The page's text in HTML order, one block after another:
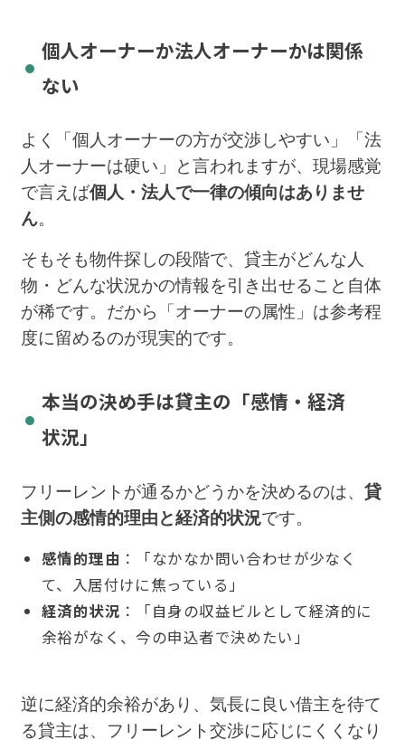
個人オーナーか法人オーナーかは関係
ない
よく「個人オーナーの方が交渉しやすい」「法
人オーナーは硬い」と言われますが、現場感覚
で言えば個人・法人で一律の傾向はありませ
ん。
そもそも物件探しの段階で、貸主がどんな人
物・どんな状況かの情報を引き出せること自体
が稀です。だから「オーナーの属性」は参考程
度に留めるのが現実的です。
本当の決め手は貸主の「感情・経済
状況」
フリーレントが通るかどうかを決めるのは、 貸
主側の感情的理由と経済的状況です。
感情的理由 ：「なかなか問い合わせが少なく
て、入居付けに焦っている」
経済的状況 ：「自身の収益ビルとして経済的に
余裕がなく、今の申込者で決めたい」
逆に経済的余裕があり、気長に良い借主を待て
る貸主は、フリーレント交渉に応じにくくなり